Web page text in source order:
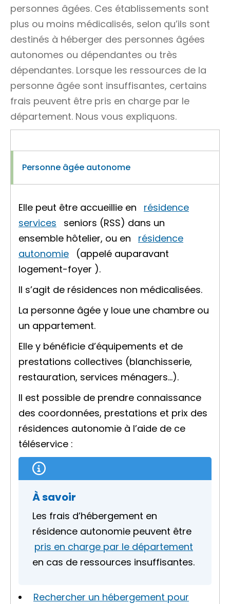
personnes âgées. Ces établissements sont
plus ou moins médicalisés, selon qu’ils sont
destinés à héberger des personnes âgées
autonomes ou dépendantes ou très
dépendantes. Lorsque les ressources de la
personne âgée sont insuffisantes, certains
frais peuvent être pris en charge par le
département. Nous vous expliquons.
Personne âgée autonome
Elle peut être accueillie en
résidence
services
seniors (RSS) dans un
ensemble hôtelier, ou en
résidence
autonomie
(appelé auparavant
logement-foyer ).
Il s’agit de résidences non médicalisées.
La personne âgée y loue une chambre ou
un appartement.
Elle y bénéficie d’équipements et de
prestations collectives (blanchisserie,
restauration, services ménagers…).
Il est possible de prendre connaissance
des coordonnées, prestations et prix des
résidences autonomie à l’aide de ce
téléservice :
À savoir
Les frais d’hébergement en
résidence autonomie peuvent être
pris en charge par le département
en cas de ressources insuffisantes.
Rechercher un hébergement pour